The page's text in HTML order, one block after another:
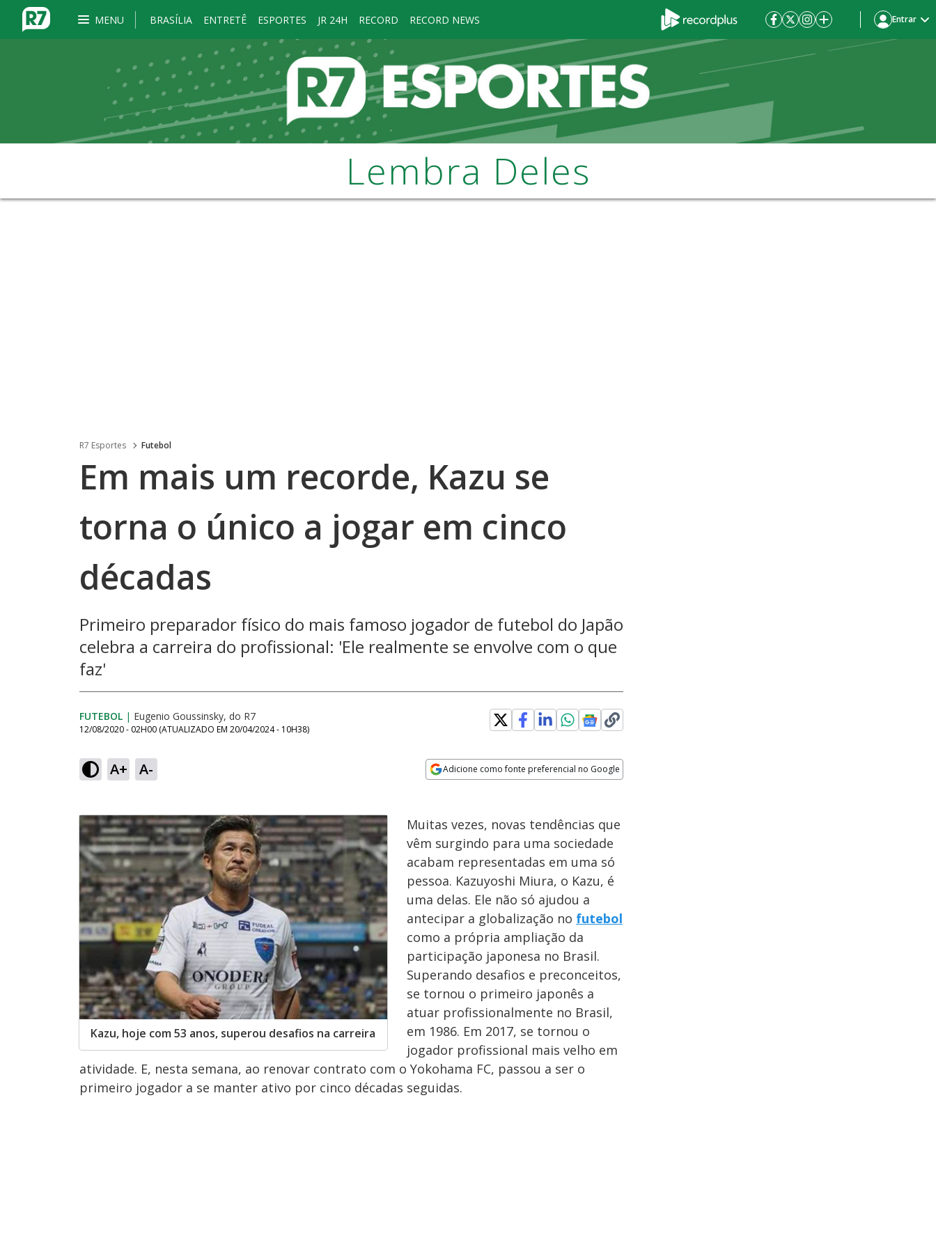
MENU BRASÍLIA ENTRETÊ ESPORTES JR 24H RECORD RECORD NEWS Entrar
Lembra Deles
R7 Esportes Futebol
Em mais um recorde, Kazu se
torna o único a jogar em cinco
décadas
Primeiro preparador físico do mais famoso jogador de futebol do Japão
celebra a carreira do profissional: 'Ele realmente se envolve com o que
faz'
FUTEBOL | Eugenio Goussinsky, do R7
12/08/2020 - 02H00 (ATUALIZADO EM 20/04/2024 - 10H38)
A+ A- Adicione como fonte preferencial no Google
Kazu, hoje com 53 anos, superou desafios na carreira
Muitas vezes, novas tendências que
vêm surgindo para uma sociedade
acabam representadas em uma só
pessoa. Kazuyoshi Miura, o Kazu, é
uma delas. Ele não só ajudou a
antecipar a globalização no futebol
como a própria ampliação da
participação japonesa no Brasil.
Superando desafios e preconceitos,
se tornou o primeiro japonês a
atuar profissionalmente no Brasil,
em 1986. Em 2017, se tornou o
jogador profissional mais velho em
atividade. E, nesta semana, ao renovar contrato com o Yokohama FC, passou a ser o
primeiro jogador a se manter ativo por cinco décadas seguidas.